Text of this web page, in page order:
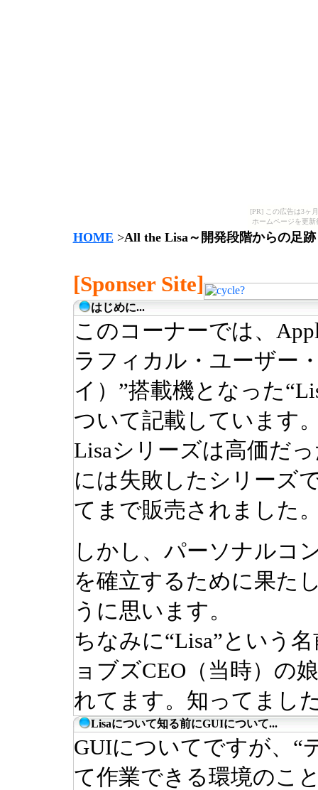
[PR] この広告は3ヶ
ホームページを更
HOME >All the Lisa～開発段階からの足跡
[Sponser Site]
はじめに...
このコーナーでは、
ラフィカル・ユーザー
イ）”搭載機となった
ついて記載しています
Lisaシリーズは高価だ
には失敗したシリーズ
てまで販売されました
しかし、パーソナルコ
を確立するために果た
うに思います。
ちなみに“Lisa”という
ョブズCEO（当時）の
れてます。知ってまし
Lisaについて知る前にGUIについて...
GUIについてですが、“
て作業できる環境のこ